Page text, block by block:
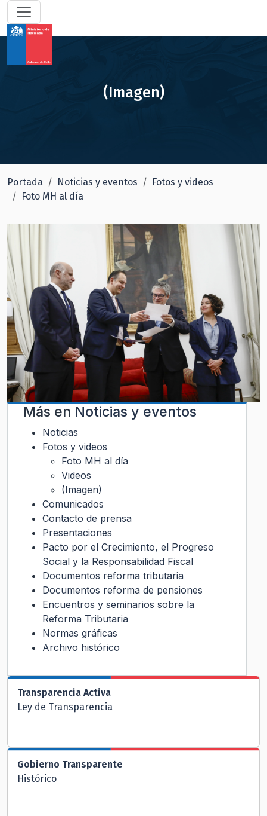
(Imagen)
Portada Noticias y eventos
Fotos y videos
Foto MH al día
Más en Noticias y eventos
Noticias
Fotos y videos
Foto MH al día
Videos
(Imagen)
Comunicados
Contacto de prensa
Presentaciones
Pacto por el Crecimiento, el Progreso
Social y la Responsabilidad Fiscal
Documentos reforma tributaria
Documentos reforma de pensiones
Encuentros y seminarios sobre la
Reforma Tributaria
Normas gráficas
Archivo histórico
Transparencia Activa
Ley de Transparencia
Gobierno Transparente
Histórico